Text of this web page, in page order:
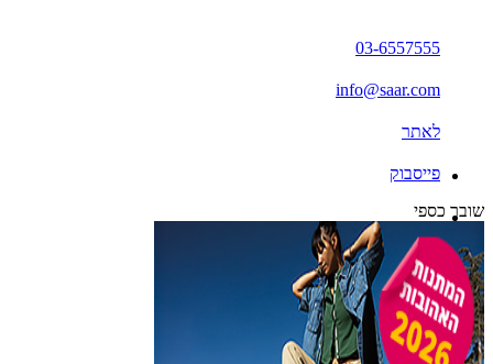
03-6557555
info@saar.com
לאתר
פייסבוק
שובר כספי